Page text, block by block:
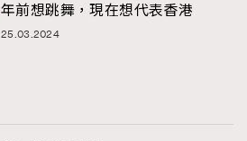
年前想跳舞，現在想代表香港
25.03.2024